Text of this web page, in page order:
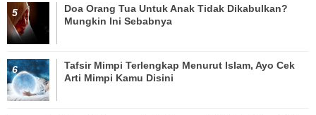
Doa Orang Tua Untuk Anak Tidak Dikabulkan?
Mungkin Ini Sebabnya
Tafsir Mimpi Terlengkap Menurut Islam, Ayo Cek
Arti Mimpi Kamu Disini